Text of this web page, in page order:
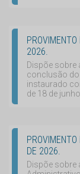
2026.
Dispõe sobre
conclusão
instaurado
de 18 de
DE 2026.
Dispõe